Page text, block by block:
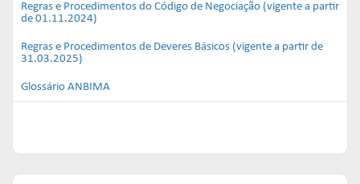
Regras e Procedimentos do Código de Negociação (vigente a partir
de 01.11.2024)
Regras e Procedimentos de Deveres Básicos (vigente a partir de
31.03.2025)
Glossário ANBIMA